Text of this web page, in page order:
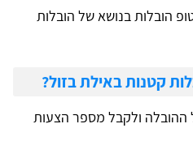
הובלות בנושא של הובלות
קטנות באילת בזול?
ההובלה ולקבל מספר הצעות